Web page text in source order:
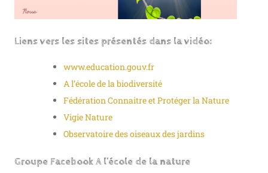
Liens vers les sites présentés dans la vidéo:
www.education.gouv.fr
A l’école de la biodiversité
Fédération Connaitre et Protéger la Nature
Vigie Nature
Observatoire des oiseaux des jardins
Groupe Facebook A l’école de la nature